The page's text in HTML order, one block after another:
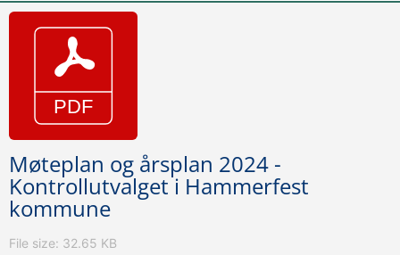
Møteplan og årsplan 2024 -
Kontrollutvalget i Hammerfest
kommune
File size: 32.65 KB